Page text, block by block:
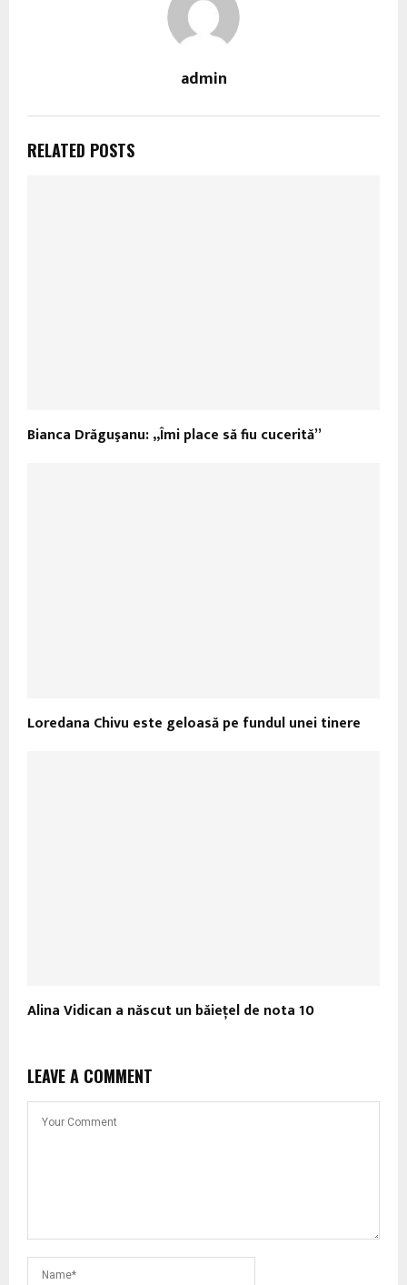
admin
RELATED POSTS
Bianca Drăguşanu: „Îmi place să fiu cucerită”
Loredana Chivu este geloasă pe fundul unei tinere
Alina Vidican a născut un băieţel de nota 10
LEAVE A COMMENT